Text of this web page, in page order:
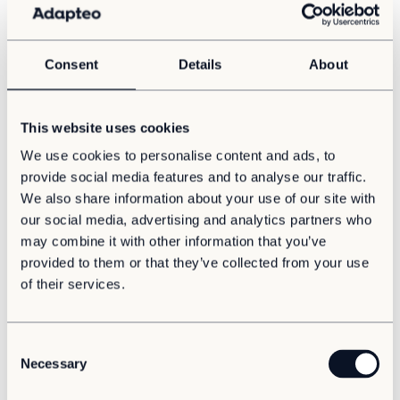
Consent Details About
This website uses cookies
We use cookies to personalise content and ads, to
provide social media features and to analyse our traffic.
We also share information about your use of our site with
our social media, advertising and analytics partners who
may combine it with other information that you’ve
provided to them or that they’ve collected from your use
of their services.
Necessary
Ett hållbart alternativ
Att hyra anpassningsbara byggnader är hållbart och
Ni hyr endast den yta ni behöver och riskerar inte
att bli stående med tomma lokaler som slukar